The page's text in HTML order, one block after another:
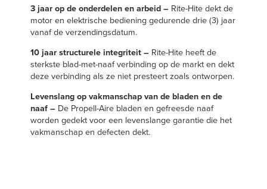
3 jaar op de onderdelen en arbeid – Rite-Hite dekt de
motor en elektrische bediening gedurende drie (3) jaar
vanaf de verzendingsdatum.
10 jaar structurele integriteit – Rite-Hite heeft de
sterkste blad-met-naaf verbinding op de markt en dekt
deze verbinding als ze niet presteert zoals ontworpen.
Levenslang op vakmanschap van de bladen en de
naaf – De Propell-Aire bladen en gefreesde naaf
worden gedekt voor een levenslange garantie die het
vakmanschap en defecten dekt.